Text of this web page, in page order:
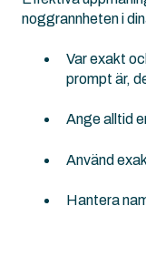
noggrannheten i
Var exakt
prompt är,
Ange alltid
Använd
Hantera